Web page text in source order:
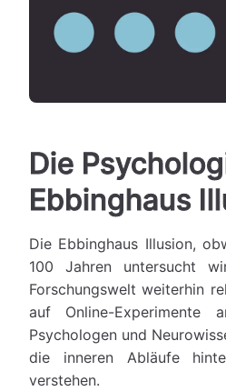
Die
Ebbinghaus
Die Ebbinghaus Illusion,
100 Jahren untersucht
Forschungswelt weiterhin
auf Online-Experimente
Psychologen und
die inneren Abläufe
verstehen.